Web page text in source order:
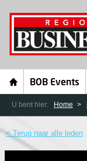
BOB Events
U bent hier: Home
< Terug naar alle leden